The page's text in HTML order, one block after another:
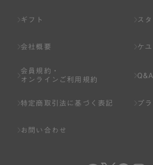
ギフト ス
会社概要 ケ
会員規約・
オンラインご利用規約
Q&A
特定商取引法に基づく表記 プ
お問い合わせ